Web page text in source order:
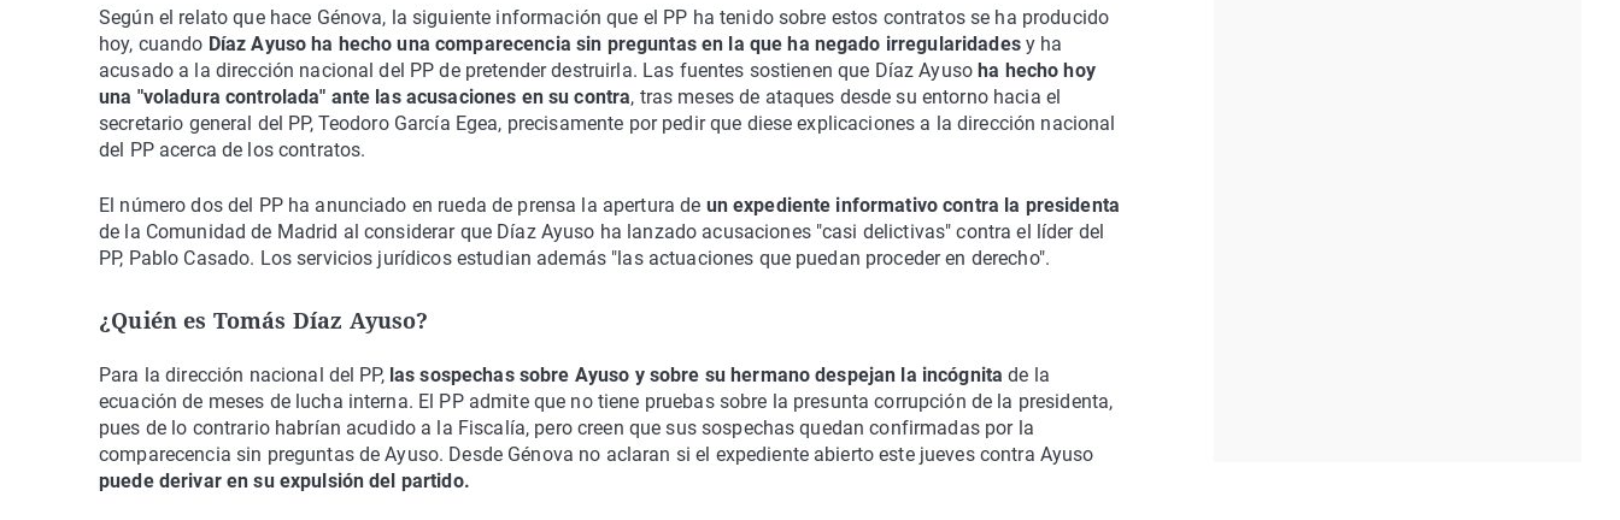
Según el relato que hace Génova, la siguiente información que el PP ha tenido sobre estos contratos se ha producido
hoy, cuando Díaz Ayuso ha hecho una comparecencia sin preguntas en la que ha negado irregularidadesy ha
acusado a la dirección nacional del PP de pretender destruirla. Las fuentes sostienen que Díaz Ayuso ha hecho hoy
una "voladura controlada" ante las acusaciones en su contra, tras meses de ataques desde su entorno hacia el
secretario general del PP, Teodoro García Egea, precisamente por pedir que diese explicaciones a la dirección nacional
del PP acerca de los contratos.
El número dos del PP ha anunciado en rueda de prensa la apertura de un expediente informativo contra la presidenta
de la Comunidad de Madrid al considerar que Díaz Ayuso ha lanzado acusaciones "casi delictivas" contra el líder del
PP, Pablo Casado. Los servicios jurídicos estudian además "las actuaciones que puedan proceder en derecho".
¿Quién es Tomás Díaz Ayuso?
Para la dirección nacional del PP, las sospechas sobre Ayuso y sobre su hermano despejan la incógnitade la
ecuación de meses de lucha interna. El PP admite que no tiene pruebas sobre la presunta corrupción de la presidenta,
pues de lo contrario habrían acudido a la Fiscalía, pero creen que sus sospechas quedan confirmadas por la
comparecencia sin preguntas de Ayuso. Desde Génova no aclaran si el expediente abierto este jueves contra Ayuso
puede derivar en su expulsión del partido.